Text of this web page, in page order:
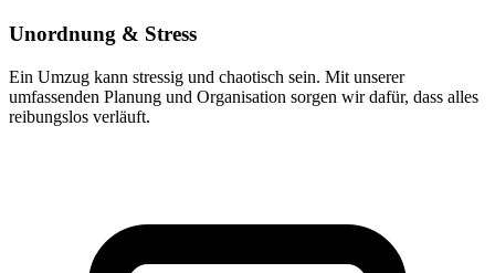
Unordnung & Stress
Ein Umzug kann stressig und chaotisch sein. Mit unserer
umfassenden Planung und Organisation sorgen wir dafür, dass alles
reibungslos verläuft.